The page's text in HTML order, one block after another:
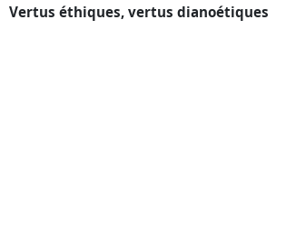
Vertus éthiques, vertus dianoétiques